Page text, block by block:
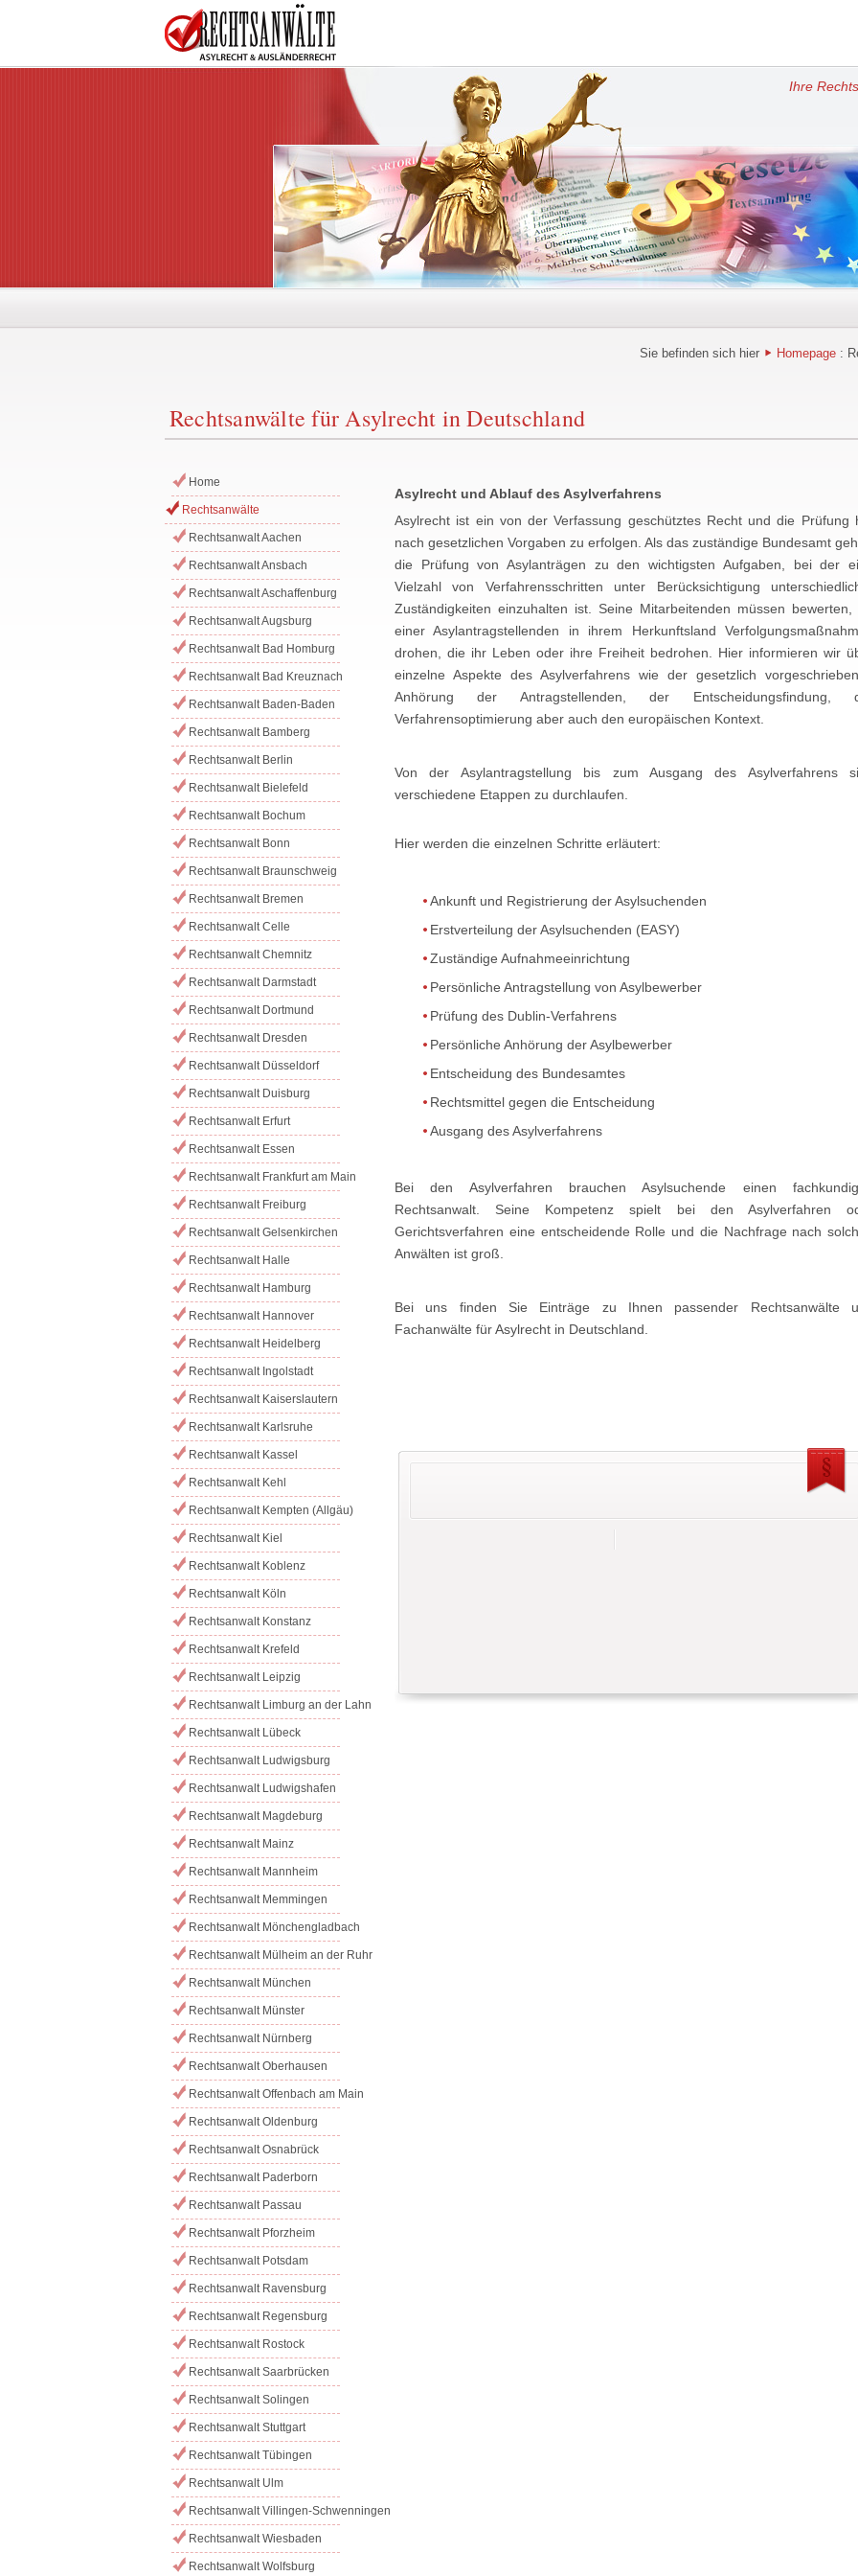
Ihre
Sie befinden sich hier Homepage :
Rechtsanwälte für Asylrecht in Deutschland
Home
Rechtsanwälte
Rechtsanwalt Aachen
Rechtsanwalt Ansbach
Rechtsanwalt Aschaffenburg
Rechtsanwalt Augsburg
Rechtsanwalt Bad Homburg
Rechtsanwalt Bad Kreuznach
Rechtsanwalt Baden-Baden
Rechtsanwalt Bamberg
Rechtsanwalt Berlin
Rechtsanwalt Bielefeld
Rechtsanwalt Bochum
Rechtsanwalt Bonn
Rechtsanwalt Braunschweig
Rechtsanwalt Bremen
Rechtsanwalt Celle
Rechtsanwalt Chemnitz
Rechtsanwalt Darmstadt
Rechtsanwalt Dortmund
Rechtsanwalt Dresden
Rechtsanwalt Düsseldorf
Rechtsanwalt Duisburg
Rechtsanwalt Erfurt
Rechtsanwalt Essen
Rechtsanwalt Frankfurt am Main
Rechtsanwalt Freiburg
Rechtsanwalt Gelsenkirchen
Rechtsanwalt Halle
Rechtsanwalt Hamburg
Rechtsanwalt Hannover
Rechtsanwalt Heidelberg
Rechtsanwalt Ingolstadt
Rechtsanwalt Kaiserslautern
Rechtsanwalt Karlsruhe
Rechtsanwalt Kassel
Rechtsanwalt Kehl
Rechtsanwalt Kempten (Allgäu)
Rechtsanwalt Kiel
Rechtsanwalt Koblenz
Rechtsanwalt Köln
Rechtsanwalt Konstanz
Rechtsanwalt Krefeld
Rechtsanwalt Leipzig
Rechtsanwalt Limburg an der Lahn
Rechtsanwalt Lübeck
Rechtsanwalt Ludwigsburg
Rechtsanwalt Ludwigshafen
Rechtsanwalt Magdeburg
Rechtsanwalt Mainz
Rechtsanwalt Mannheim
Rechtsanwalt Memmingen
Rechtsanwalt Mönchengladbach
Rechtsanwalt Mülheim an der Ruhr
Rechtsanwalt München
Rechtsanwalt Münster
Rechtsanwalt Nürnberg
Rechtsanwalt Oberhausen
Rechtsanwalt Offenbach am Main
Rechtsanwalt Oldenburg
Rechtsanwalt Osnabrück
Rechtsanwalt Paderborn
Rechtsanwalt Passau
Rechtsanwalt Pforzheim
Rechtsanwalt Potsdam
Rechtsanwalt Ravensburg
Rechtsanwalt Regensburg
Rechtsanwalt Rostock
Rechtsanwalt Saarbrücken
Rechtsanwalt Solingen
Rechtsanwalt Stuttgart
Rechtsanwalt Tübingen
Rechtsanwalt Ulm
Rechtsanwalt Villingen-Schwenningen
Rechtsanwalt Wiesbaden
Rechtsanwalt Wolfsburg
Asylrecht und Ablauf des Asylverfahrens
Asylrecht ist ein von der Verfassung geschütztes Recht und die Prüfung
nach gesetzlichen Vorgaben zu erfolgen. Als das zuständige Bundesamt
die Prüfung von Asylanträgen zu den wichtigsten Aufgaben, bei der
Vielzahl von Verfahrensschritten unter Berücksichtigung
Zuständigkeiten einzuhalten ist. Seine Mitarbeitenden müssen bewerten,
einer Asylantragstellenden in ihrem Herkunftsland
drohen, die ihr Leben oder ihre Freiheit bedrohen. Hier informieren wir
einzelne Aspekte des Asylverfahrens wie der gesetzlich
Anhörung der Antragstellenden, der Entscheidungsfindung,
Verfahrensoptimierung aber auch den europäischen Kontext.
Von der Asylantragstellung bis zum Ausgang des Asylverfahrens
verschiedene Etappen zu durchlaufen.
Hier werden die einzelnen Schritte erläutert:
Ankunft und Registrierung der Asylsuchenden
Erstverteilung der Asylsuchenden (EASY)
Zuständige Aufnahmeeinrichtung
Persönliche Antragstellung von Asylbewerber
Prüfung des Dublin-Verfahrens
Persönliche Anhörung der Asylbewerber
Entscheidung des Bundesamtes
Rechtsmittel gegen die Entscheidung
Ausgang des Asylverfahrens
Bei den Asylverfahren brauchen Asylsuchende einen
Rechtsanwalt. Seine Kompetenz spielt bei den Asylverfahren
Gerichtsverfahren eine entscheidende Rolle und die Nachfrage nach
Anwälten ist groß.
Bei uns finden Sie Einträge zu Ihnen passender Rechtsanwälte
Fachanwälte für Asylrecht in Deutschland.